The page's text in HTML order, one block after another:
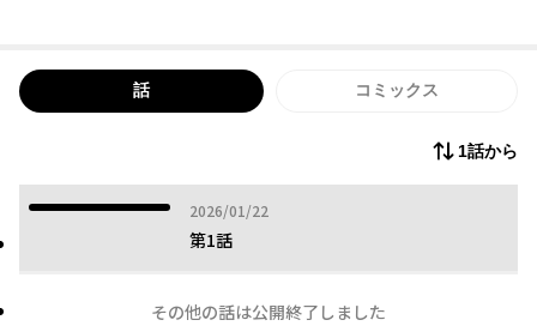
話 コミックス
1話から
2026/01/22
2026年01月22日
第1話
その他の話は公開終了しました